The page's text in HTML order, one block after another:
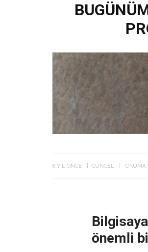
8 YIL ÖNCE GÜNCEL OKUMA
önemli